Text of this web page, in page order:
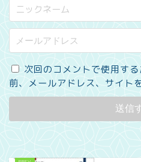
次回のコメントで使用す
前、メールアドレス、サイト